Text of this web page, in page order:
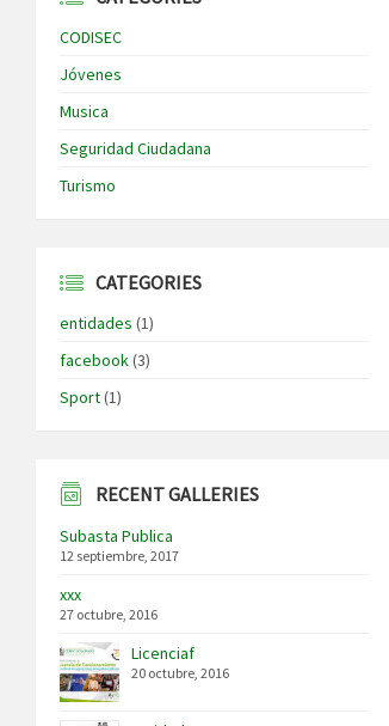
CODISEC
Jóvenes
Musica
Seguridad Ciudadana
Turismo
CATEGORIES
entidades (1)
facebook(3)
Sport(1)
RECENT GALLERIES
Subasta Publica
12 septiembre, 2017
xxx
27 octubre, 2016
Licenciaf
20 octubre, 2016